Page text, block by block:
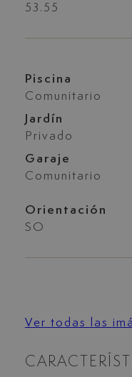
53.55
Piscina
Comunitario
Jardín
Privado
Garaje
Comunitario
Orientación
SO
Ver todas las